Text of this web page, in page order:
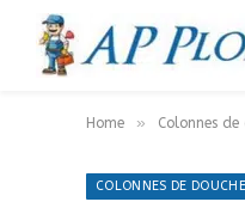
Home » Colonnes de
COLONNES DE DOUCHE